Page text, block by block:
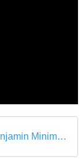
Résultats 2km Benjamin Minime Trail de la Chataigneraie 2018